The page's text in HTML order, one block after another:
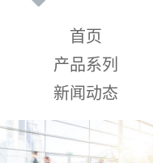
首页
产品系列
新闻动态